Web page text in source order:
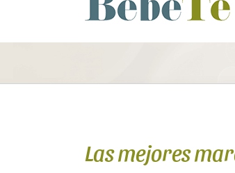
Café Colombiano
Café de Etiopía
Chai
Té
Las mejores